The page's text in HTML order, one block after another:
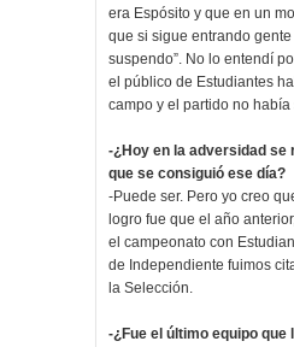
era Espósito y que en un
que si sigue entrando
suspendo”. No lo entendí
el público de Estudiantes
campo y el partido no
-¿Hoy en la adversidad se
que se consiguió ese día?
-Puede ser. Pero yo creo
logro fue que el año
el campeonato con
de Independiente fuimos
la Selección.
-¿Fue el último equipo que